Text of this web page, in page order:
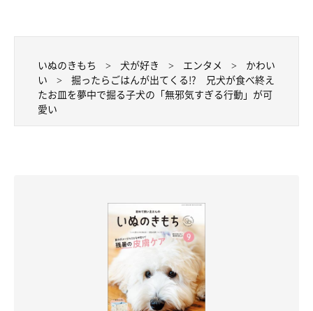
いぬのきもち 犬が好き エンタメ
かわい
い
掘ったらごはんが出てくる!? 兄犬が食べ終え
たお皿を夢中で掘る子犬の「無邪気すぎる行動」が可
愛い